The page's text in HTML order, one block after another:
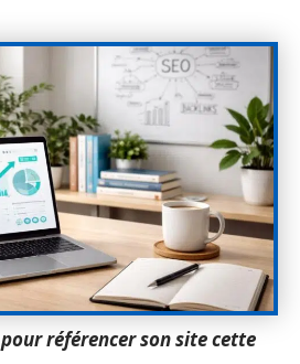
pour référencer son site cette